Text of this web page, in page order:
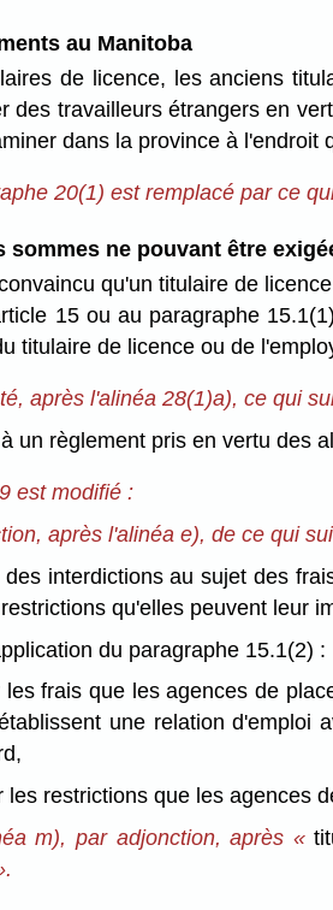
au Manitoba
de licence, les anciens
des travailleurs étrangers en
dans la province à l'endroit
20(1) est remplacé par ce
sommes ne pouvant être
qu'un titulaire de
15 ou au paragraphe
titulaire de licence ou de
après l'alinéa 28(1)a), ce qui
un règlement pris en vertu des
est modifié :
après l'alinéa e), de ce qui
interdictions au sujet des
qu'elles peuvent leur
du paragraphe 15.1(2) :
les frais que les agences de
une relation d'emploi
les restrictions que les agences
m), par adjonction, après «